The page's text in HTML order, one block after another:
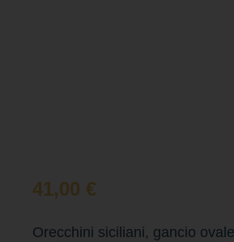
41,00 €
Orecchini siciliani, gancio